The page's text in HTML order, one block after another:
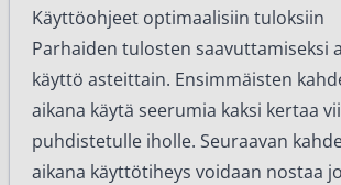
Käyttöohjeet optimaalisiin tuloksiin
Parhaiden tulosten saavuttamiseksi
käyttö asteittain. Ensimmäisten
aikana käytä seerumia kaksi kertaa
puhdistetulle iholle. Seuraavan
aikana käyttötiheys voidaan nostaa